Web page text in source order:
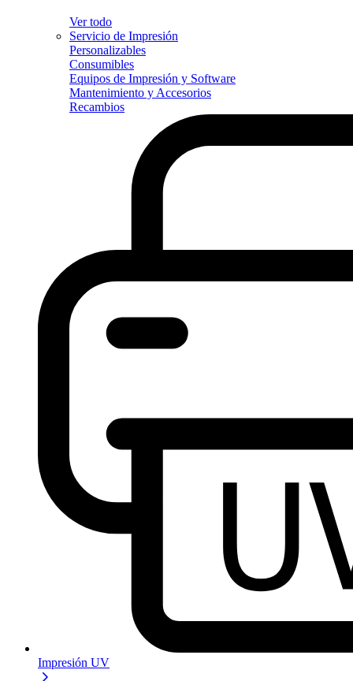
Ver todo
Servicio de Impresión
Personalizables
Consumibles
Equipos de Impresión y Software
Mantenimiento y Accesorios
Recambios
Impresión UV